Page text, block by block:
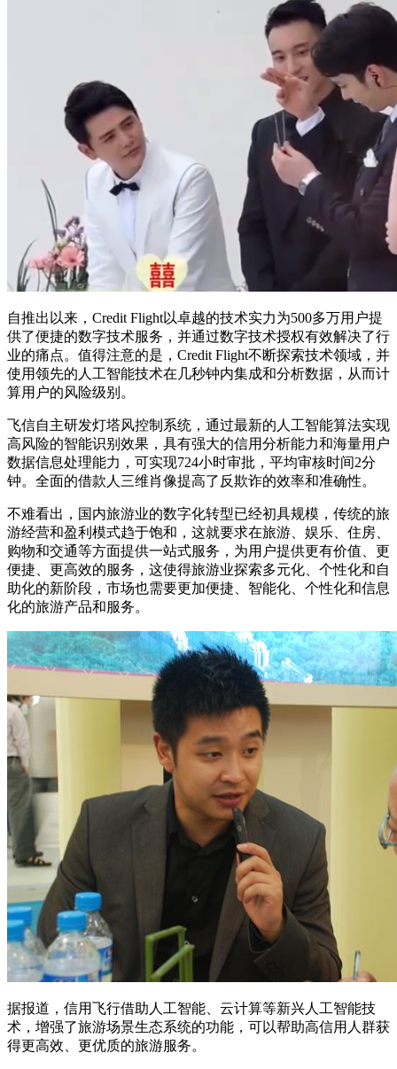
自推出以来，Credit Flight以卓越的技术实力为500多万用户提
供了便捷的数字技术服务，并通过数字技术授权有效解决了行
业的痛点。值得注意的是，Credit Flight不断探索技术领域，并
使用领先的人工智能技术在几秒钟内集成和分析数据，从而计
算用户的风险级别。
飞信自主研发灯塔风控制系统，通过最新的人工智能算法实现
高风险的智能识别效果，具有强大的信用分析能力和海量用户
数据信息处理能力，可实现724小时审批，平均审核时间2分
钟。全面的借款人三维肖像提高了反欺诈的效率和准确性。
不难看出，国内旅游业的数字化转型已经初具规模，传统的旅
游经营和盈利模式趋于饱和，这就要求在旅游、娱乐、住房、
购物和交通等方面提供一站式服务，为用户提供更有价值、更
便捷、更高效的服务，这使得旅游业探索多元化、个性化和自
助化的新阶段，市场也需要更加便捷、智能化、个性化和信息
化的旅游产品和服务。
据报道，信用飞行借助人工智能、云计算等新兴人工智能技
术，增强了旅游场景生态系统的功能，可以帮助高信用人群获
得更高效、更优质的旅游服务。